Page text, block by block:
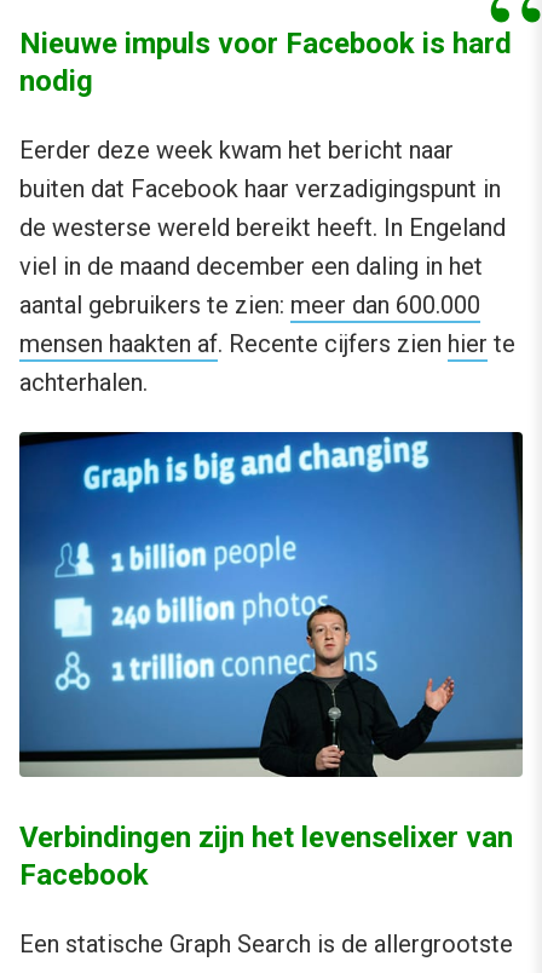
Nieuwe impuls voor Facebook is hard
nodig
Eerder deze week kwam het bericht naar
buiten dat Facebook haar verzadigingspunt in
de westerse wereld bereikt heeft. In Engeland
viel in de maand december een daling in het
aantal gebruikers te zien: meer dan 600.000
mensen haakten af. Recente cijfers zien hier te
achterhalen.
Verbindingen zijn het levenselixer van
Facebook
Een statische Graph Search is de allergrootste